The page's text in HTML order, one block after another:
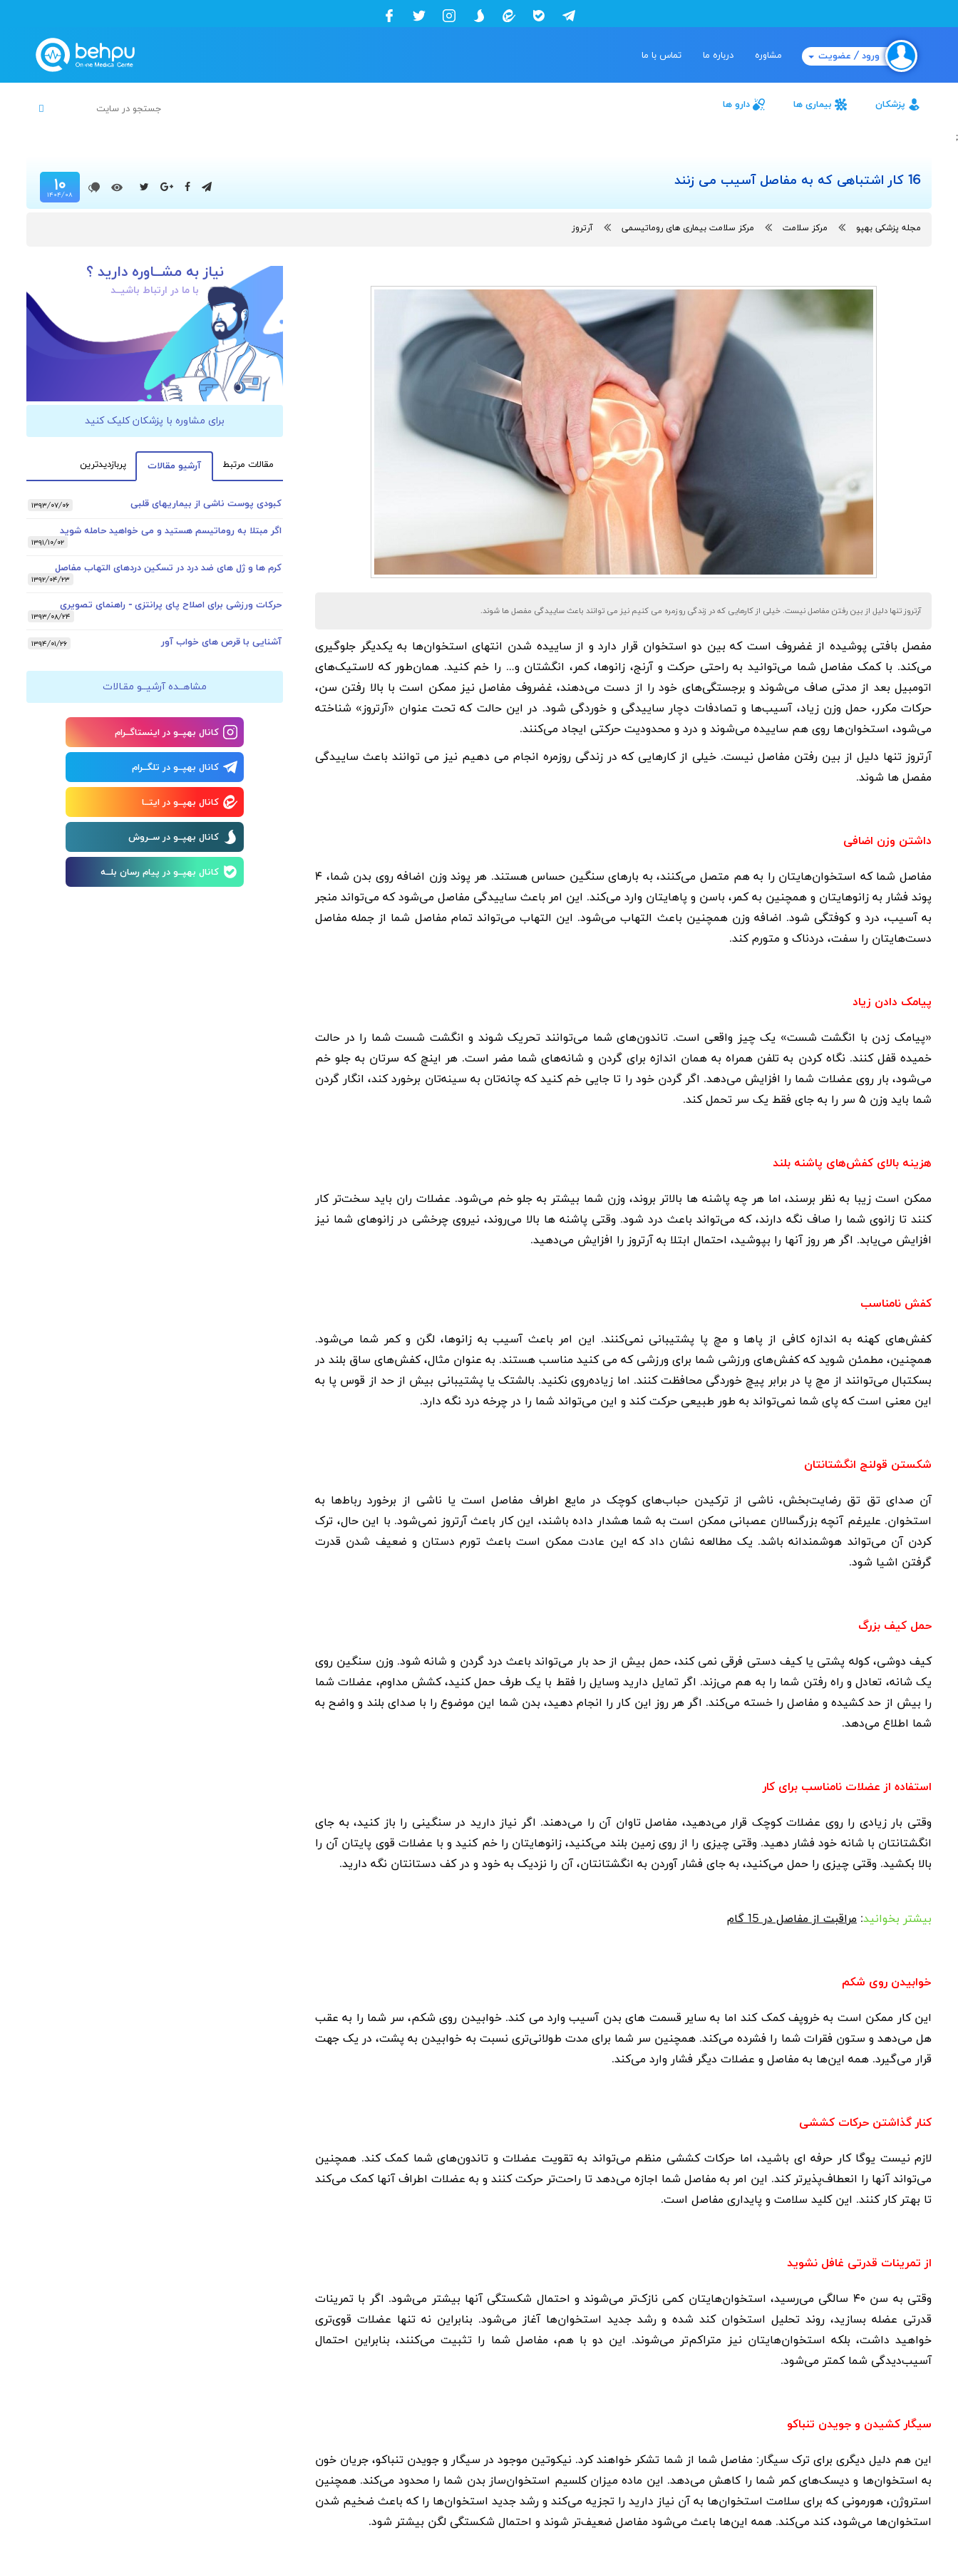
ورود / عضویت مشاوره درباره ما تماس با ما
پزشکان بیماری ها دارو ها
;
16 کار اشتباهی که به مفاصل آسیب می زنند ۱۰
۱۴۰۴/۰۸
مجله پزشکی بهپو مرکز سلامت مرکز سلامت بیماری های روماتیسمی آرتروز
آرتروز تنها دلیل از بین رفتن مفاصل نیست. خیلی از کارهایی که در زندگی روزمره می کنیم نیز می توانند باعث ساییدگی مفصل ها شوند.
مفصل بافتی پوشیده از غضروف است که بین دو استخوان قرار دارد و از ساییده شدن انتهای استخوان‌ها به یکدیگر جلوگیری
می‌کند. با کمک مفاصل شما می‌توانید به راحتی حرکت و آرنج، زانوها، کمر، انگشتان و… را خم کنید. همان‌طور که لاستیک‌های
اتومبیل بعد از مدتی صاف می‌شوند و برجستگی‌های خود را از دست می‌دهند، غضروف مفاصل نیز ممکن است با بالا رفتن سن،
حرکات مکرر، حمل وزن زیاد، آسیب‌ها و تصادفات دچار ساییدگی و خوردگی شود. در این حالت که تحت عنوان «آرتروز» شناخته
می‌شود، استخوان‌ها روی هم ساییده می‌شوند و درد و محدودیت حرکتی ایجاد می‌کنند.
آرتروز تنها دلیل از بین رفتن مفاصل نیست. خیلی از کارهایی که در زندگی روزمره انجام می دهیم نیز می توانند باعث ساییدگی
مفصل ها شوند.
داشتن وزن اضافی
مفاصل شما که استخوان‌هایتان را به هم متصل می‌کنند، به بارهای سنگین حساس هستند. هر پوند وزن اضافه روی بدن شما، ۴
پوند فشار به زانوهایتان و همچنین به کمر، باسن و پاهایتان وارد می‌کند. این امر باعث ساییدگی مفاصل می‌شود که می‌تواند منجر
به آسیب، درد و کوفتگی شود. اضافه وزن همچنین باعث التهاب می‌شود. این التهاب می‌تواند تمام مفاصل شما از جمله مفاصل
دست‌هایتان را سفت، دردناک و متورم کند.
پیامک دادن زیاد
«پیامک زدن با انگشت شست» یک چیز واقعی است. تاندون‌های شما می‌توانند تحریک شوند و انگشت شست شما را در حالت
خمیده قفل کنند. نگاه کردن به تلفن همراه به همان اندازه برای گردن و شانه‌های شما مضر است. هر اینچ که سرتان به جلو خم
می‌شود، بار روی عضلات شما را افزایش می‌دهد. اگر گردن خود را تا جایی خم کنید که چانه‌تان به سینه‌تان برخورد کند، انگار گردن
شما باید وزن ۵ سر را به جای فقط یک سر تحمل کند.
هزینه بالای کفش‌های پاشنه بلند
ممکن است زیبا به نظر برسند، اما هر چه پاشنه ها بالاتر بروند، وزن شما بیشتر به جلو خم می‌شود. عضلات ران باید سخت‌تر کار
کنند تا زانوی شما را صاف نگه دارند، که می‌تواند باعث درد شود. وقتی پاشنه ها بالا می‌روند، نیروی چرخشی در زانوهای شما نیز
افزایش می‌یابد. اگر هر روز آنها را بپوشید، احتمال ابتلا به آرتروز را افزایش می‌دهید.
کفش نامناسب
کفش‌های کهنه به اندازه کافی از پاها و مچ پا پشتیبانی نمی‌کنند. این امر باعث آسیب به زانوها، لگن و کمر شما می‌شود.
همچنین، مطمئن شوید که کفش‌های ورزشی شما برای ورزشی که می کنید مناسب هستند. به عنوان مثال، کفش‌های ساق بلند در
بسکتبال می‌توانند از مچ پا در برابر پیچ خوردگی محافظت کنند. اما زیاده‌روی نکنید. بالشتک یا پشتیبانی بیش از حد از قوس پا به
این معنی است که پای شما نمی‌تواند به طور طبیعی حرکت کند و این می‌تواند شما را در چرخه درد نگه دارد.
شکستن قولنج انگشتانتان
آن صدای تق تق رضایت‌بخش، ناشی از ترکیدن حباب‌های کوچک در مایع اطراف مفاصل است یا ناشی از برخورد رباط‌ها به
استخوان. علیرغم آنچه بزرگسالان عصبانی ممکن است به شما هشدار داده باشند، این کار باعث آرتروز نمی‌شود. با این حال، ترک
کردن آن می‌تواند هوشمندانه باشد. یک مطالعه نشان داد که این عادت ممکن است باعث تورم دستان و ضعیف شدن قدرت
گرفتن اشیا شود.
حمل کیف بزرگ
کیف دوشی، کوله پشتی یا کیف دستی فرقی نمی کند، حمل بیش از حد بار می‌تواند باعث درد گردن و شانه شود. وزن سنگین روی
یک شانه، تعادل و راه رفتن شما را به هم می‌زند. اگر تمایل دارید وسایل را فقط با یک طرف حمل کنید، کشش مداوم، عضلات شما
را بیش از حد کشیده و مفاصل را خسته می‌کند. اگر هر روز این کار را انجام دهید، بدن شما این موضوع را با صدای بلند و واضح به
شما اطلاع می‌دهد.
استفاده از عضلات نامناسب برای کار
وقتی بار زیادی را روی عضلات کوچک قرار می‌دهید، مفاصل تاوان آن را می‌دهند. اگر نیاز دارید در سنگینی را باز کنید، به جای
انگشتانتان با شانه خود فشار دهید. وقتی چیزی را از روی زمین بلند می‌کنید، زانوهایتان را خم کنید و با عضلات قوی پایتان آن را
بالا بکشید. وقتی چیزی را حمل می‌کنید، به جای فشار آوردن به انگشتانتان، آن را نزدیک به خود و در کف دستانتان نگه دارید.
بیشتر بخوانید: مراقبت از مفاصل در 15 گام
خوابیدن روی شکم
این کار ممکن است به خروپف کمک کند اما به سایر قسمت های بدن آسیب وارد می کند. خوابیدن روی شکم، سر شما را به عقب
هل می‌دهد و ستون فقرات شما را فشرده می‌کند. همچنین سر شما برای مدت طولانی‌تری نسبت به خوابیدن به پشت، در یک جهت
قرار می‌گیرد. همه این‌ها به مفاصل و عضلات دیگر فشار وارد می‌کند.
کنار گذاشتن حرکات کششی
لازم نیست یوگا کار حرفه ای باشید، اما حرکات کششی منظم می‌تواند به تقویت عضلات و تاندون‌های شما کمک کند. همچنین
می‌تواند آنها را انعطاف‌پذیرتر کند. این امر به مفاصل شما اجازه می‌دهد تا راحت‌تر حرکت کنند و به عضلات اطراف آنها کمک می‌کند
تا بهتر کار کنند. این کلید سلامت و پایداری مفاصل است.
از تمرینات قدرتی غافل نشوید
وقتی به سن ۴۰ سالگی می‌رسید، استخوان‌هایتان کمی نازک‌تر می‌شوند و احتمال شکستگی آنها بیشتر می‌شود. اگر با تمرینات
قدرتی عضله بسازید، روند تحلیل استخوان کند شده و رشد جدید استخوان‌ها آغاز می‌شود. بنابراین نه تنها عضلات قوی‌تری
خواهید داشت، بلکه استخوان‌هایتان نیز متراکم‌تر می‌شوند. این دو با هم، مفاصل شما را تثبیت می‌کنند، بنابراین احتمال
آسیب‌دیدگی شما کمتر می‌شود.
سیگار کشیدن و جویدن تنباکو
این هم دلیل دیگری برای ترک سیگار: مفاصل شما از شما تشکر خواهند کرد. نیکوتین موجود در سیگار و جویدن تنباکو، جریان خون
به استخوان‌ها و دیسک‌های کمر شما را کاهش می‌دهد. این ماده میزان کلسیم استخوان‌ساز بدن شما را محدود می‌کند. همچنین
استروژن، هورمونی که برای سلامت استخوان‌ها به آن نیاز دارید را تجزیه می‌کند و رشد جدید استخوان‌ها را که باعث ضخیم شدن
استخوان‌ها می‌شود، کند می‌کند. همه این‌ها باعث می‌شود مفاصل ضعیف‌تر شوند و احتمال شکستگی لگن بیشتر شود.
نیاز به مشــاوره دارید ؟
با ما در ارتباط باشیــد
برای مشاوره با پزشکان کلیک کنید
مقالات مرتبط آرشیو مقالات پربازدیدترین
کبودی پوست ناشی از بیماریهای قلبی ۱۳۹۳/۰۷/۰۶
اگر مبتلا به روماتیسم هستید و می خواهید حامله شوید
۱۳۹۱/۱۰/۰۲
کرم ها و ژل های ضد درد در تسکین دردهای التهاب مفاصل
۱۳۹۲/۰۴/۲۳
حرکات ورزشی برای اصلاح پای پرانتزی - راهنمای تصویری
۱۳۹۳/۰۸/۲۴
آشنایی با قرص های خواب آور ۱۳۹۴/۰۱/۲۶
مشاهــده آرشیــو مقـالات
کانال بهپــو در اینستاگــرام
کانال بهپــو در تلگــرام
کانال بهپــو در ایتــا
کانال بهپــو در ســروش
کانال بهپــو در پیام رسان بلــه